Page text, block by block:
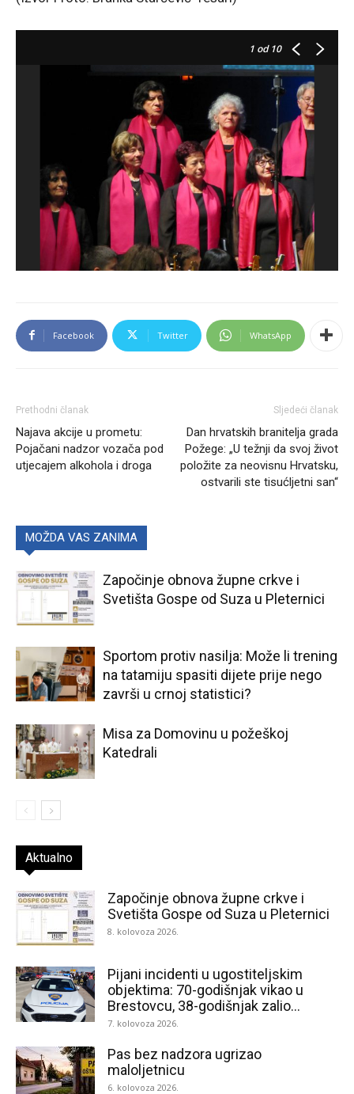
1 od 10
Facebook Twitter WhatsApp
Prethodni članak
Najava akcije u prometu:
Pojačani nadzor vozača pod
utjecajem alkohola i droga
Sljedeći članak
Dan hrvatskih branitelja grada
Požege: „U težnji da svoj život
položite za neovisnu Hrvatsku,
ostvarili ste tisućljetni san“
MOŽDA VAS ZANIMA
Započinje obnova župne crkve i
Svetišta Gospe od Suza u Pleternici
Sportom protiv nasilja: Može li trening
na tatamiju spasiti dijete prije nego
završi u crnoj statistici?
Misa za Domovinu u požeškoj
Katedrali
Aktualno
Započinje obnova župne crkve i
Svetišta Gospe od Suza u Pleternici
8. kolovoza 2026.
Pijani incidenti u ugostiteljskim
objektima: 70-godišnjak vikao u
Brestovcu, 38-godišnjak zalio...
7. kolovoza 2026.
Pas bez nadzora ugrizao
maloljetnicu
6. kolovoza 2026.